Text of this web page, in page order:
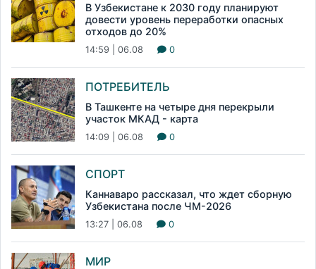
В Узбекистане к 2030 году планируют
довести уровень переработки опасных
отходов до 20%
14:59 | 06.08 0
ПОТРЕБИТЕЛЬ
В Ташкенте на четыре дня перекрыли
участок МКАД - карта
14:09 | 06.08 0
СПОРТ
Каннаваро рассказал, что ждет сборную
Узбекистана после ЧМ-2026
13:27 | 06.08 0
МИР